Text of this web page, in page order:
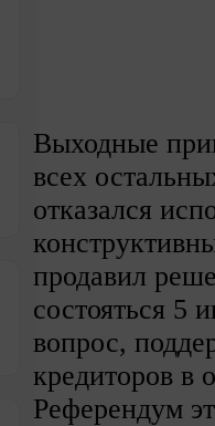
Выходные
всех
отказался
продавил
состояться 5
вопрос,
кредиторов в
Референдум